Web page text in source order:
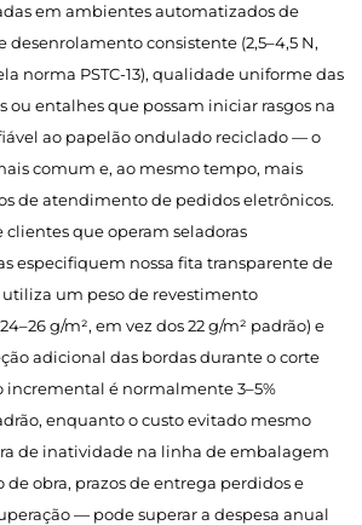
em ambientes automatizados de
desenrolamento consistente (2,5–4,5 N,
norma PSTC-13), qualidade uniforme das
ou entalhes que possam iniciar rasgos na
ao papelão ondulado reciclado — o
comum e, ao mesmo tempo, mais
de atendimento de pedidos eletrônicos.
que operam seladoras
especifiquem nossa fita transparente de
um peso de revestimento
g/m², em vez dos 22 g/m² padrão) e
adicional das bordas durante o corte
incremental é normalmente 3–5%
enquanto o custo evitado mesmo
de inatividade na linha de embalagem
obra, prazos de entrega perdidos e
— pode superar a despesa anual